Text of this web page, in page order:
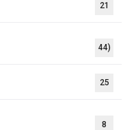
21
44)
25
8